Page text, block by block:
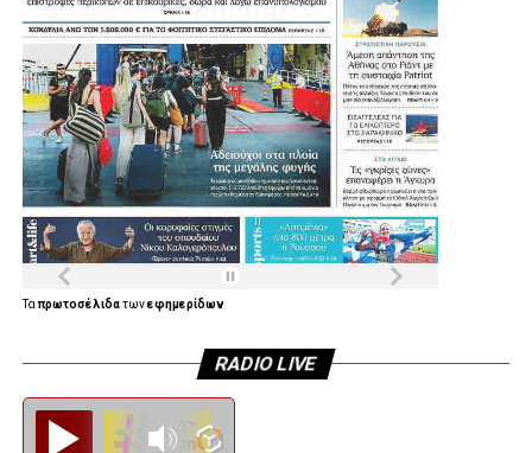
Η Συνέντευξη του Δημάρχου Αγίας Βαρβάρας:
Ταπρωτοσέλιδατωνεφημερίδων
RADIO LIVE